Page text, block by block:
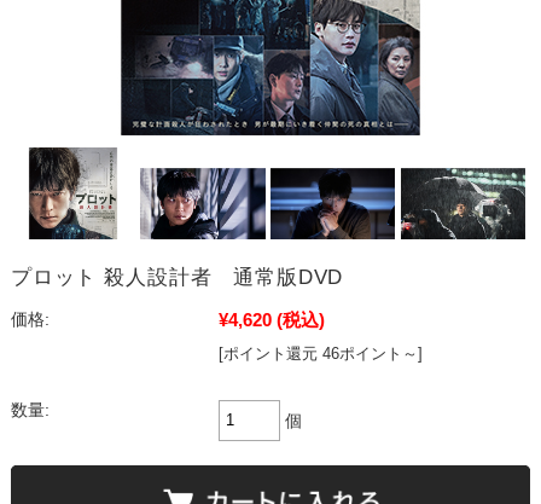
プロット 殺人設計者 通常版DVD
価格: ¥4,620 (税込)
[ポイント還元 46ポイント～]
数量:
個